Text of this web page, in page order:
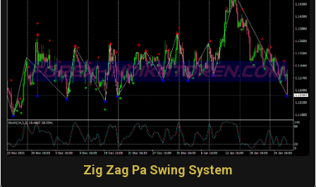
Zig Zag Pa Swing System